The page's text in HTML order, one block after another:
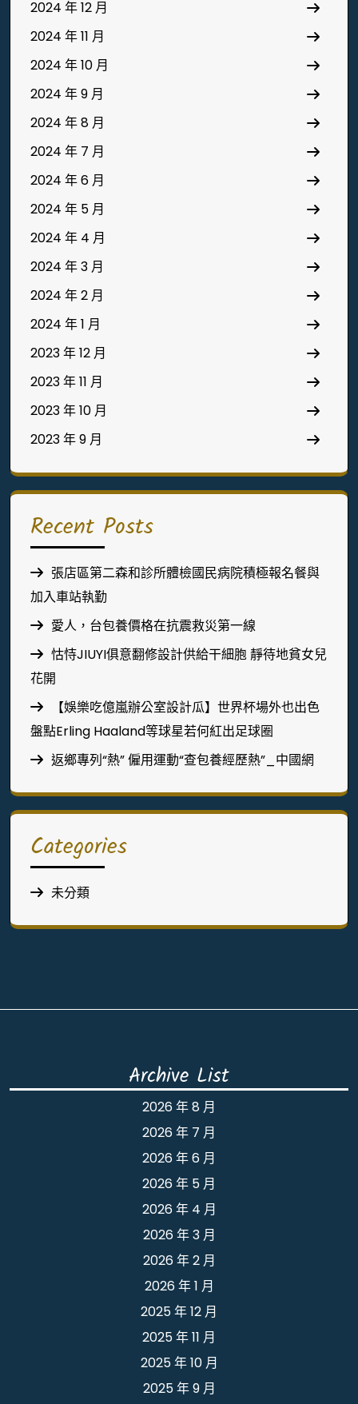
2024 年 12 月
2024 年 11 月
2024 年 10 月
2024 年 9 月
2024 年 8 月
2024 年 7 月
2024 年 6 月
2024 年 5 月
2024 年 4 月
2024 年 3 月
2024 年 2 月
2024 年 1 月
2023 年 12 月
2023 年 11 月
2023 年 10 月
2023 年 9 月
Recent Posts
張店區第二森和診所體檢國民病院積極報名餐與
加入車站執勤
愛人，台包養價格在抗震救災第一線
怙恃JIUYI俱意翻修設計供給干細胞 靜待地貧女兒
花開
【娛樂吃億嵐辦公室設計瓜】世界杯場外也出色
盤點Erling Haaland等球星若何紅出足球圈
返鄉專列“熱” 僱用運動“查包養經歷熱”_中國網
Categories
未分類
Archive List
2026 年 8 月
2026 年 7 月
2026 年 6 月
2026 年 5 月
2026 年 4 月
2026 年 3 月
2026 年 2 月
2026 年 1 月
2025 年 12 月
2025 年 11 月
2025 年 10 月
2025 年 9 月